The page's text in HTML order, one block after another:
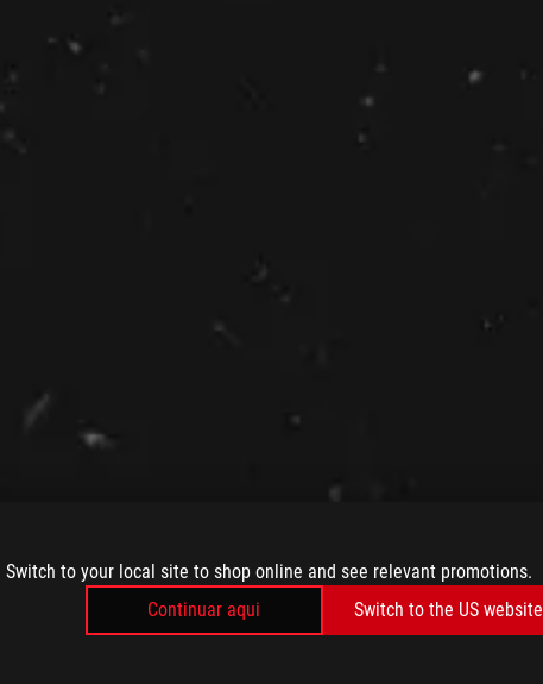
Switch to your local site to shop online and see relevant promotions.
Continuar aqui
Switch to the US website